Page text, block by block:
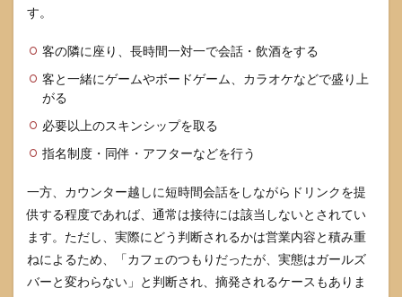
5
利用
客と
して
トラ
ブル
を避
ため
の注
意点
5.1
料金
トラ
す。
客の隣に座り、長時間一対一で会話・飲酒をする
客と一緒にゲームやボードゲーム、カラオケなどで盛り上
がる
必要以上のスキンシップを取る
指名制度・同伴・アフターなどを行う
一方、カウンター越しに短時間会話をしながらドリンクを提
供する程度であれば、通常は接待には該当しないとされてい
ます。ただし、実際にどう判断されるかは営業内容と積み重
ねによるため、「カフェのつもりだったが、実態はガールズ
バーと変わらない」と判断され、摘発されるケースもありま